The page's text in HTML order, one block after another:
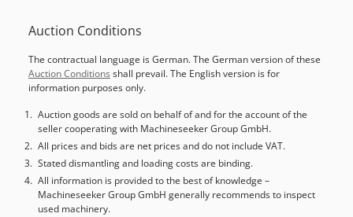
3900x1800xH2100mm, gewicht 5900kg. - Bouwjaar: 1999 -
- Serienummer: 52850199 - Vermogen hoofdmotor [kW]:
17.3 - Max. werkstuklengte [mm]: 2200 - Max.
werkstukbreedte [mm]: 800 - Max. werkstukhoogte [mm]:
40 - Aantal cilinders [st.]: 8 - Diameter cilinders [mm]: 100 -
Werkdruk totaal [Ton]: 160 - Werkdruk [kg/cm²]: 6 -
Verwarmingsboiler aanwezig: Ja Financiële informatie BTW:
De getoonde prijs is exclusief BTW BTW/marge: BTW
verrekenbaar voor ondernemers Levering en inruil altijd
mogelijk van alles in de industriële sectoren Yorick Diebels
Auction Conditions
The contractual language is German. The German version of these
Auction Conditions shall prevail. The English version is for
information purposes only.
Auction goods are sold on behalf of and for the account of the
seller cooperating with Machineseeker Group GmbH.
All prices and bids are net prices and do not include VAT.
Stated dismantling and loading costs are binding.
All information is provided to the best of knowledge –
Machineseeker Group GmbH generally recommends to inspect
used machinery.